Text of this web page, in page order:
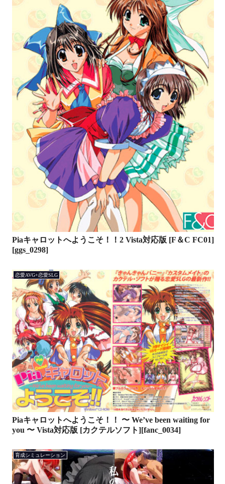
Piaキャロットへようこそ！！2 Vista対応版 [F＆C FC01]
[ggs_0298]
恋愛AVG+恋愛SLG
Piaキャロットへようこそ！！ 〜 We’ve been waiting for
you 〜 Vista対応版 [カクテルソフト][fanc_0034]
育成シミュレーション